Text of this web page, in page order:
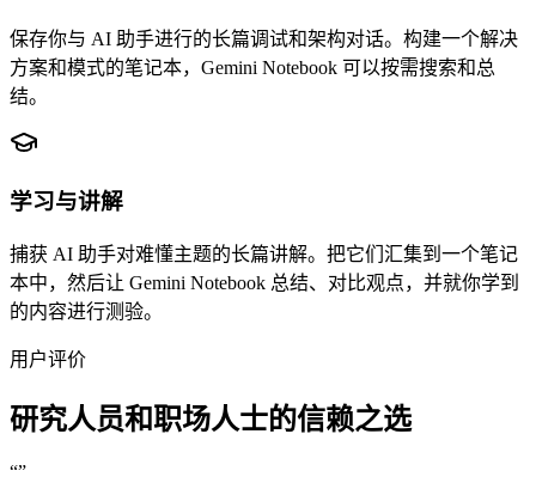
保存你与 AI 助手进行的长篇调试和架构对话。构建一个解决
方案和模式的笔记本，Gemini Notebook 可以按需搜索和总
结。
学习与讲解
捕获 AI 助手对难懂主题的长篇讲解。把它们汇集到一个笔记
本中，然后让 Gemini Notebook 总结、对比观点，并就你学到
的内容进行测验。
用户评价
研究人员和职场人士的信赖之选
“”